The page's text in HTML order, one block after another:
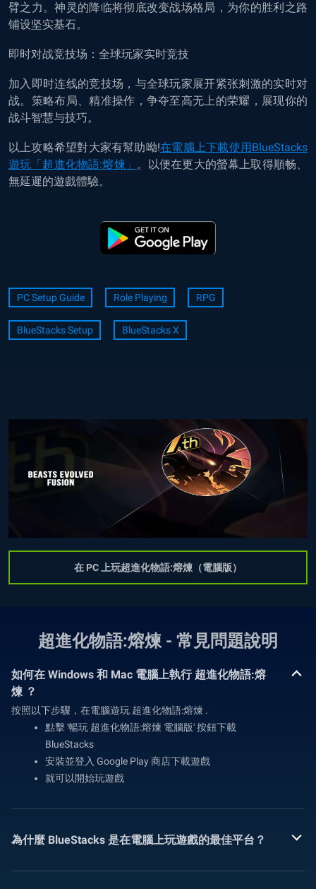
臂之力。神灵的降临将彻底改变战场格局，为你的胜利之路
铺设坚实基石。
即时对战竞技场：全球玩家实时竞技
加入即时连线的竞技场，与全球玩家展开紧张刺激的实时对
战。策略布局、精准操作，争夺至高无上的荣耀，展现你的
战斗智慧与技巧。
以上攻略希望對大家有幫助呦!在電腦上下載使用BlueStacks
遊玩「超進化物語:熔煉」 。以便在更大的螢幕上取得順畅、
無延遲的遊戲體驗。
PC Setup Guide Role Playing RPG
BlueStacks Setup BlueStacks X
在 PC 上玩超進化物語:熔煉（電腦版）
超進化物語:熔煉 - 常見問題說明
如何在 Windows 和 Mac 電腦上執行 超進化物語:熔
煉 ？
按照以下步驟，在電腦遊玩 超進化物語:熔煉 .
點擊 '暢玩 超進化物語:熔煉 電腦版' 按鈕下載
BlueStacks
安裝並登入 Google Play 商店下載遊戲
就可以開始玩遊戲
為什麼 BlueStacks 是在電腦上玩遊戲的最佳平台？